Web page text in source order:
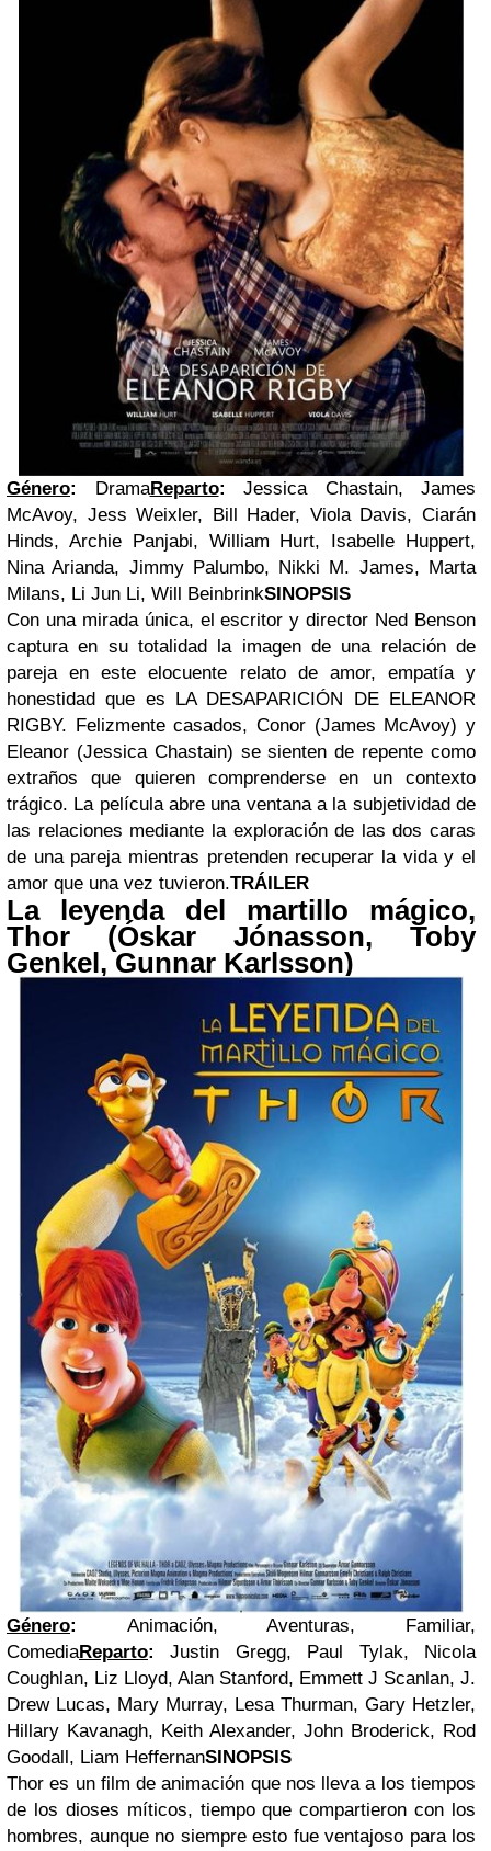
Género: DramaReparto: Jessica Chastain, James
McAvoy, Jess Weixler, Bill Hader, Viola Davis, Ciarán
Hinds, Archie Panjabi, William Hurt, Isabelle Huppert,
Nina Arianda, Jimmy Palumbo, Nikki M. James, Marta
Milans, Li Jun Li, Will BeinbrinkSINOPSIS
Con una mirada única, el escritor y director Ned Benson
captura en su totalidad la imagen de una relación de
pareja en este elocuente relato de amor, empatía y
honestidad que es LA DESAPARICIÓN DE ELEANOR
RIGBY. Felizmente casados, Conor (James McAvoy) y
Eleanor (Jessica Chastain) se sienten de repente como
extraños que quieren comprenderse en un contexto
trágico. La película abre una ventana a la subjetividad de
las relaciones mediante la exploración de las dos caras
de una pareja mientras pretenden recuperar la vida y el
amor que una vez tuvieron.TRÁILER
La leyenda del martillo mágico,
Thor (Óskar Jónasson, Toby
Genkel, Gunnar Karlsson)
Género:
Animación, Aventuras, Familiar,
ComediaReparto:
Justin Gregg, Paul Tylak, Nicola
Coughlan, Liz Lloyd, Alan Stanford, Emmett J Scanlan, J.
Drew Lucas, Mary Murray, Lesa Thurman, Gary Hetzler,
Hillary Kavanagh, Keith Alexander, John Broderick, Rod
Goodall, Liam HeffernanSINOPSIS
Thor es un film de animación que nos lleva a los tiempos
de los dioses míticos, tiempo que compartieron con los
hombres, aunque no siempre esto fue ventajoso para los